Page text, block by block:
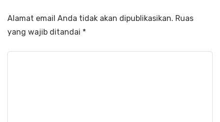
Alamat email Anda tidak akan dipublikasikan. Ruas
yang wajib ditandai *